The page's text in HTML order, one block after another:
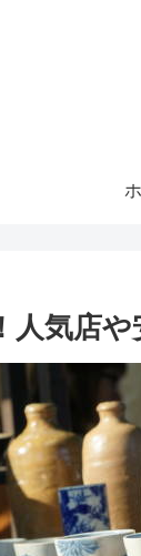
人気店